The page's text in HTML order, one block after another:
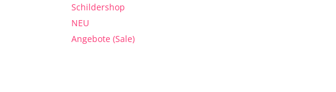
Schildershop
NEU
Angebote (Sale)